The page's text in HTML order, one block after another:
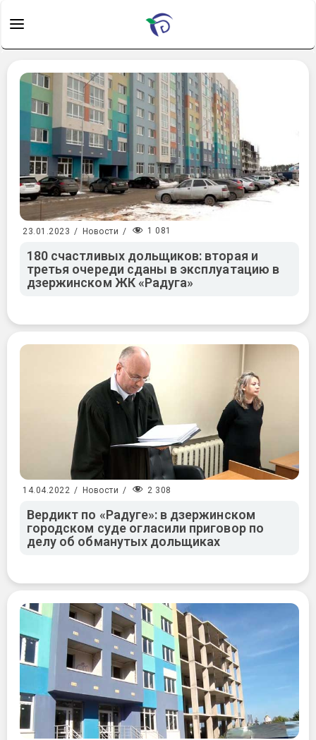
23.01.2023 / Новости / 1 081
180 счастливых дольщиков: вторая и
третья очереди сданы в эксплуатацию в
дзержинском ЖК «Радуга»
14.04.2022 / Новости / 2 308
Вердикт по «Радуге»: в дзержинском
городском суде огласили приговор по
делу об обманутых дольщиках